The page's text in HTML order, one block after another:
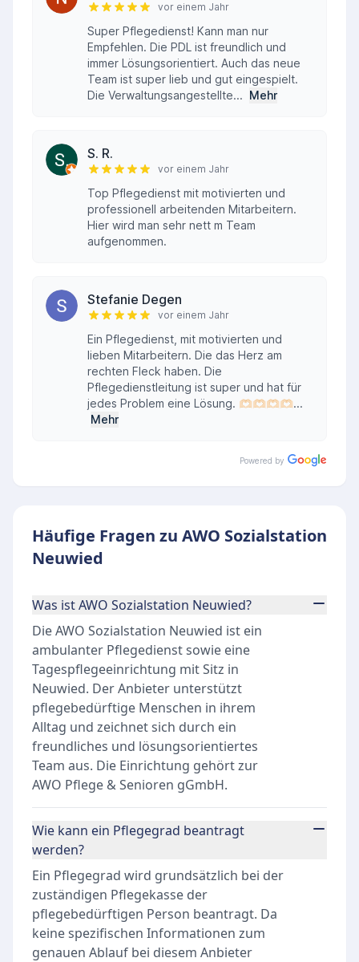
vor einem Jahr
Super Pflegedienst! Kann man nur
Empfehlen. Die PDL ist freundlich und
immer Lösungsorientiert. Auch das neue
Team ist super lieb und gut eingespielt.
Die Verwaltungsangestellte... Mehr
S. R.
vor einem Jahr
Top Pflegedienst mit motivierten und
professionell arbeitenden Mitarbeitern.
Hier wird man sehr nett m Team
aufgenommen.
Stefanie Degen
vor einem Jahr
Ein Pflegedienst, mit motivierten und
lieben Mitarbeitern. Die das Herz am
rechten Fleck haben. Die
Pflegedienstleitung ist super und hat für
jedes Problem eine Lösung. 🫶🏻🫶🏻🫶🏻🫶🏻...
Mehr
Powered by
Häufige Fragen zu AWO Sozialstation
Neuwied
Was ist AWO Sozialstation Neuwied?
Die AWO Sozialstation Neuwied ist ein
ambulanter Pflegedienst sowie eine
Tagespflegeeinrichtung mit Sitz in
Neuwied. Der Anbieter unterstützt
pflegebedürftige Menschen in ihrem
Alltag und zeichnet sich durch ein
freundliches und lösungsorientiertes
Team aus. Die Einrichtung gehört zur
AWO Pflege & Senioren gGmbH.
Wie kann ein Pflegegrad beantragt
werden?
Ein Pflegegrad wird grundsätzlich bei der
zuständigen Pflegekasse der
pflegebedürftigen Person beantragt. Da
keine spezifischen Informationen zum
genauen Ablauf bei diesem Anbieter